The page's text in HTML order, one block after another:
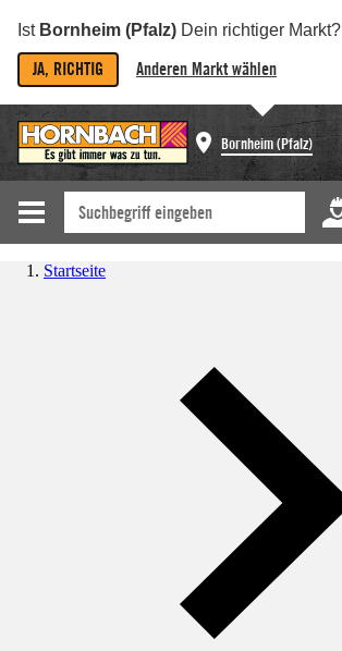
Ist Bornheim (Pfalz) Dein richtiger Markt?
JA, RICHTIG Anderen Markt wählen
Bornheim (Pfalz)
Startseite